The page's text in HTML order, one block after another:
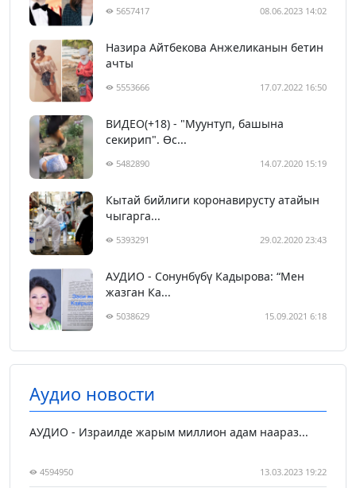
5657417 08.06.2023 14:02
Назира Айтбекова Анжеликанын бетин
ачты
5553666 17.07.2022 16:50
ВИДЕО(+18) - "Муунтуп, башына
секирип". Өс...
5482890 14.07.2020 15:19
Кытай бийлиги коронавирусту атайын
чыгарга...
5393291 29.02.2020 23:43
АУДИО - Сонунбүбү Кадырова: “Мен
жазган Ка...
5038629 15.09.2021 6:18
Аудио новости
АУДИО - Израилде жарым миллион адам наараз...
4594950 13.03.2023 19:22